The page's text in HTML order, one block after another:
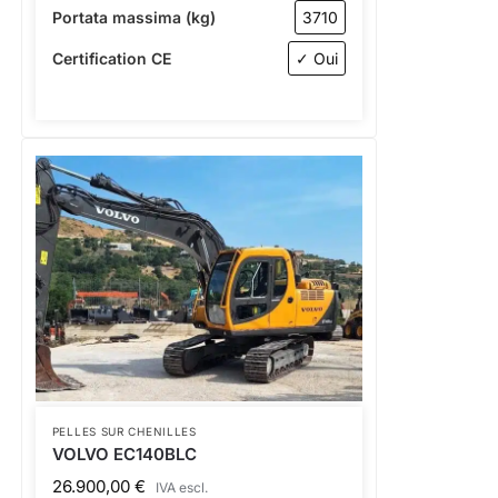
Portata massima (kg) 3710
Certification CE ✓ Oui
PELLES SUR CHENILLES
VOLVO EC140BLC
26.900,00 € IVA escl.